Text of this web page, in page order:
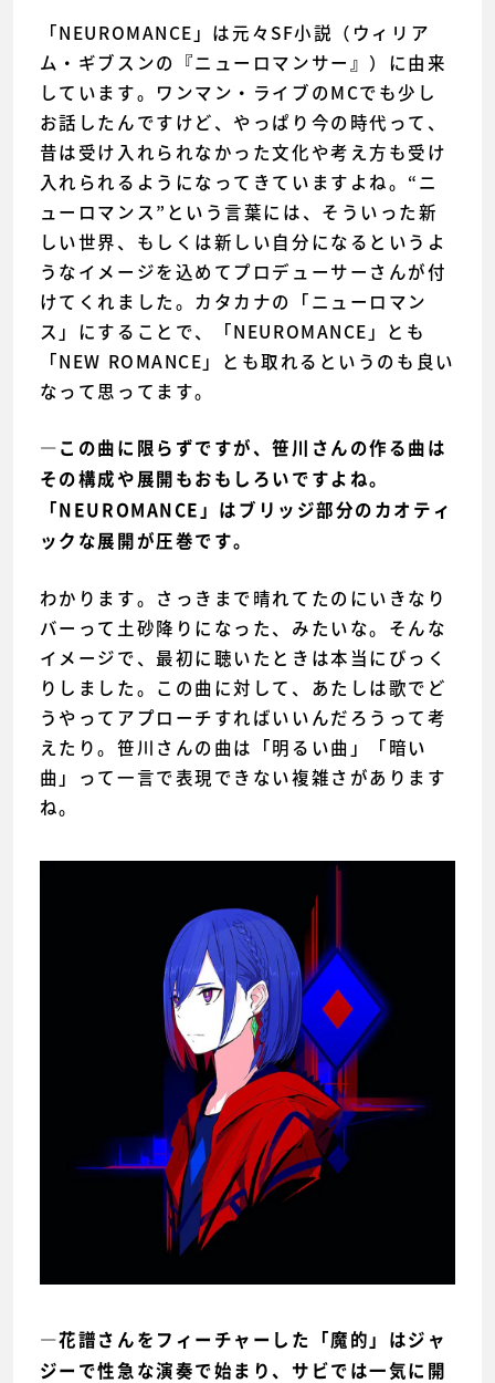
「NEUROMANCE」は元々SF小説（ウィリア
ム・ギブスンの『ニューロマンサー』）に由来
しています。ワンマン・ライブのMCでも少し
お話したんですけど、やっぱり今の時代って、
昔は受け入れられなかった文化や考え方も受け
入れられるようになってきていますよね。“ニ
ューロマンス”という言葉には、そういった新
しい世界、もしくは新しい自分になるというよ
うなイメージを込めてプロデューサーさんが付
けてくれました。カタカナの「ニューロマン
ス」にすることで、「NEUROMANCE」とも
「NEW ROMANCE」とも取れるというのも良い
なって思ってます。
―この曲に限らずですが、笹川さんの作る曲は
その構成や展開もおもしろいですよね。
「NEUROMANCE」はブリッジ部分のカオティ
ックな展開が圧巻です。
わかります。さっきまで晴れてたのにいきなり
バーって土砂降りになった、みたいな。そんな
イメージで、最初に聴いたときは本当にびっく
りしました。この曲に対して、あたしは歌でど
うやってアプローチすればいいんだろうって考
えたり。笹川さんの曲は「明るい曲」「暗い
曲」って一言で表現できない複雑さがあります
ね。
―花譜さんをフィーチャーした「魔的」はジャ
ジーで性急な演奏で始まり、サビでは一気に開